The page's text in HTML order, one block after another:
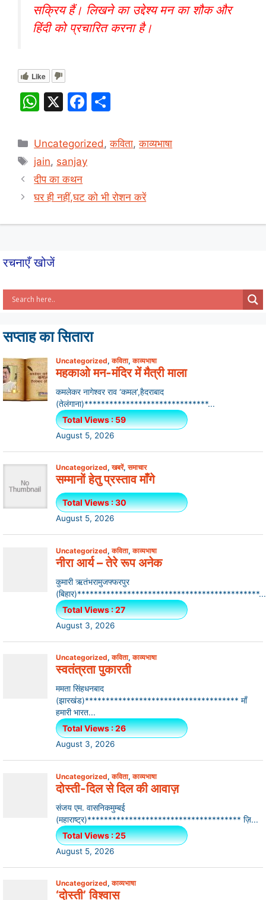
सक्रिय हैं। लिखने का उद्देश्य मन का शौक और
हिंदी को प्रचारित करना है।
Like
W
at
s
A
p
X
F
c
e
o
ar
Categories
Uncategorized ,कविता,काव्यभाषा
Tags
jain, sanjay
दीप का कथन
घर ही नहीं,घट को भी रोशन करें
रचनाएँ खोजें
सप्ताह का सितारा